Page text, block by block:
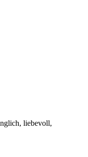
lie­be­voll,